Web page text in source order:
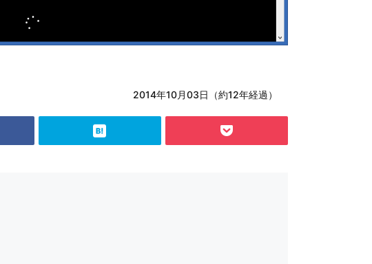
2014年10月03日（約12年経過）